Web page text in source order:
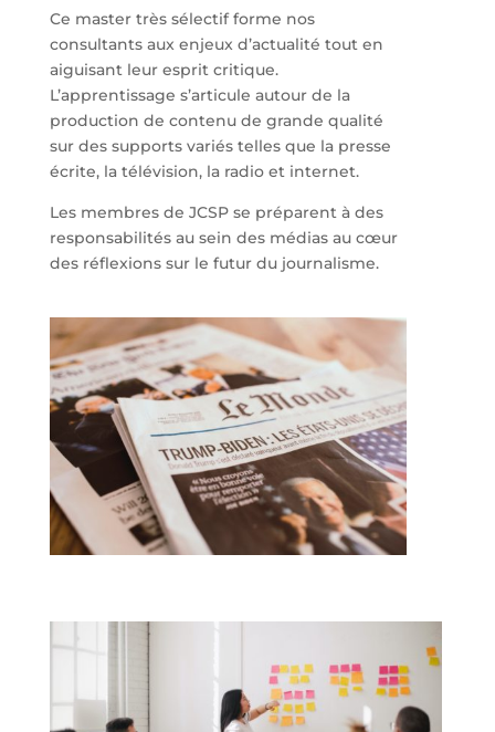
Ce master très sélectif forme nos
consultants aux enjeux d’actualité tout en
aiguisant leur esprit critique.
L’apprentissage s’articule autour de la
production de contenu de grande qualité
sur des supports variés telles que la presse
écrite, la télévision, la radio et internet.
Les membres de JCSP se préparent à des
responsabilités au sein des médias au cœur
des réflexions sur le futur du journalisme.